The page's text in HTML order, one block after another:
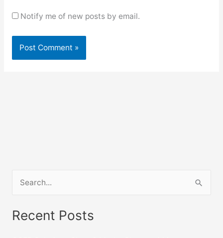
Notify me of new posts by email.
a
Recent Posts